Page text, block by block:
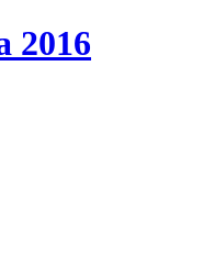
2016